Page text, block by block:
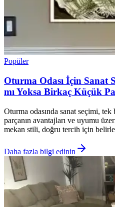
Popüler
Oturma Odası İçin Sanat
mı Yoksa Birkaç Küçük
Oturma odasında sanat seçimi,
parçanın avantajları ve uyumu
mekan stili, doğru tercih için
Daha fazla bilgi edinin